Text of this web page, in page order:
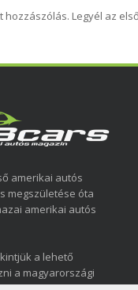
hozzászólás. Legyél az
amerikai autós
megszületése óta
amerikai autós
a lehető
a magyarországi